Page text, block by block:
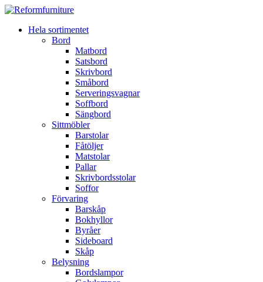
Hela sortimentet
Bord
Matbord
Satsbord
Skrivbord
Småbord
Serveringsvagnar
Soffbord
Sängbord
Sittmöbler
Barstolar
Fåtöljer
Matstolar
Pallar
Skrivbordsstolar
Soffor
Förvaring
Barskåp
Bokhyllor
Byråer
Sideboard
Skåp
Belysning
Bordslampor